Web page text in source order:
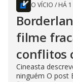
O VÍCIO / HÁ
filme
conflitos
Cineasta
ninguém O post